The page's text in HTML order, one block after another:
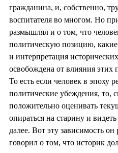
гражданина, и, собственно,
воспитателя во многом. Но
размышлял и о том, что
политическую позицию,
и интерпретация
освобождена от влияния этих
То есть если человек в эпоху
политические убеждения, то,
положительно оценивать
опираться на старину и
далее. Вот эту зависимость он
говорил о том, что историк